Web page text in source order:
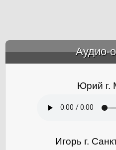
Аудио-
Юрий г.
Игорь г.